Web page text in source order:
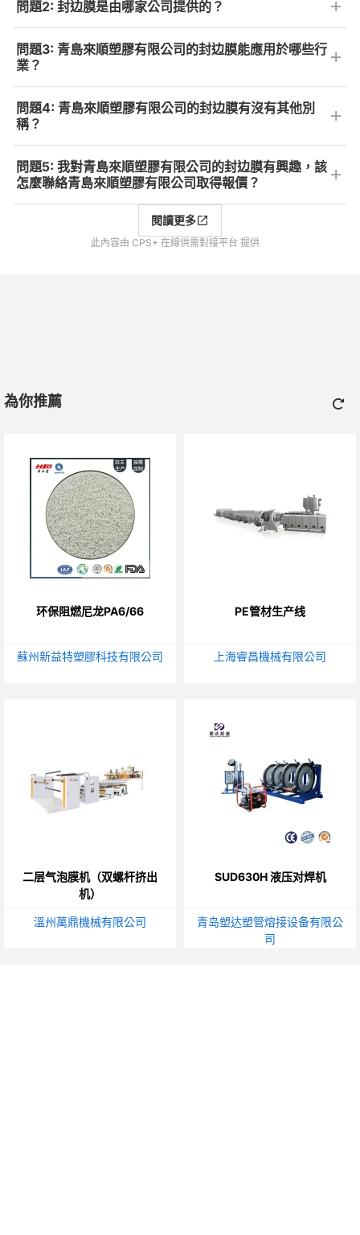
問題2: 封边膜是由哪家公司提供的？
問題3: 青島來順塑膠有限公司的封边膜能應用於哪些行
業？
問題4: 青島來順塑膠有限公司的封边膜有沒有其他別
稱？
問題5: 我對青島來順塑膠有限公司的封边膜有興趣，該
怎麼聯絡青島來順塑膠有限公司取得報價？
閱讀更多
此內容由 CPS+ 在線供需對接平台 提供
為你推薦
环保阻燃尼龙PA6/66
蘇州新益特塑膠科技有限公司
PE管材生产线
上海睿昌機械有限公司
二层气泡膜机（双螺杆挤出
机）
溫州萬鼎機械有限公司
SUD630H 液压对焊机
青岛塑达塑管熔接设备有限公
司